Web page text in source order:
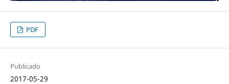
PDF
Publicado
2017-05-29